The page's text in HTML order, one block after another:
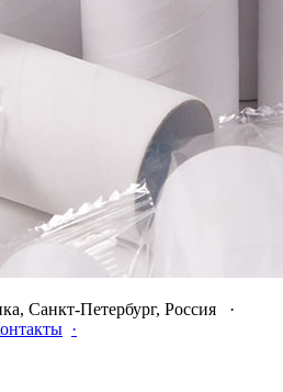
Санкт-Петербург, Россия ·
·